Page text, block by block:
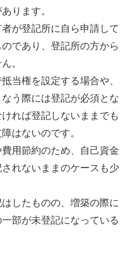
ります。
が登記所に自ら申請して
であり、登記所の方から
。
当権を設定する場合や、
う際には登記が必須とな
れば登記しないままでも
はないのです。
用節約のため、自己資金
れないままのケースも少
したものの、増築の際に
部が未登記になっている